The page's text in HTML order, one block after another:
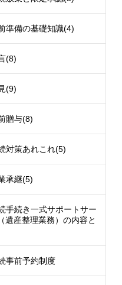
準備の基礎知識(4)
(8)
(9)
贈与(8)
対策あれこれ(5)
承継(5)
手続き一式サポートサー
遺産整理業務）の内容と
事前予約制度